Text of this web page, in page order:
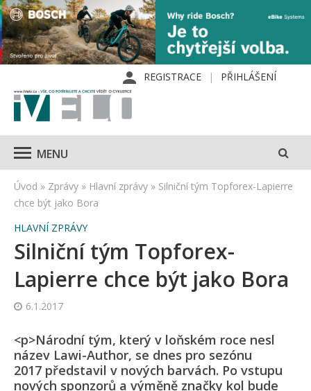
REGISTRACE PŘIHLÁŠENÍ
MENU
Úvod » Zprávy » Hlavní zprávy » Silniční tým Topforex-Lapierre
chce být jako Bora
HLAVNÍ ZPRÁVY
Silniční tým Topforex-
Lapierre chce být jako Bora
6.1.2017
<p>Národní tým, který v loňském roce nesl
název Lawi-Author, se dnes pro sezónu
2017 představil v nových barvách. Po vstupu
nových sponzorů a výměně značky kol bude